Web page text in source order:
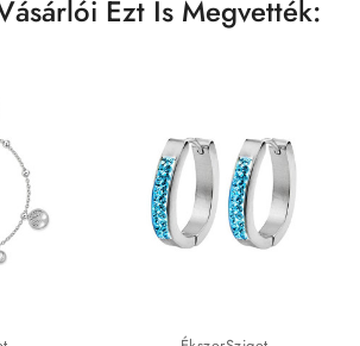
Ezt Is Megvették: